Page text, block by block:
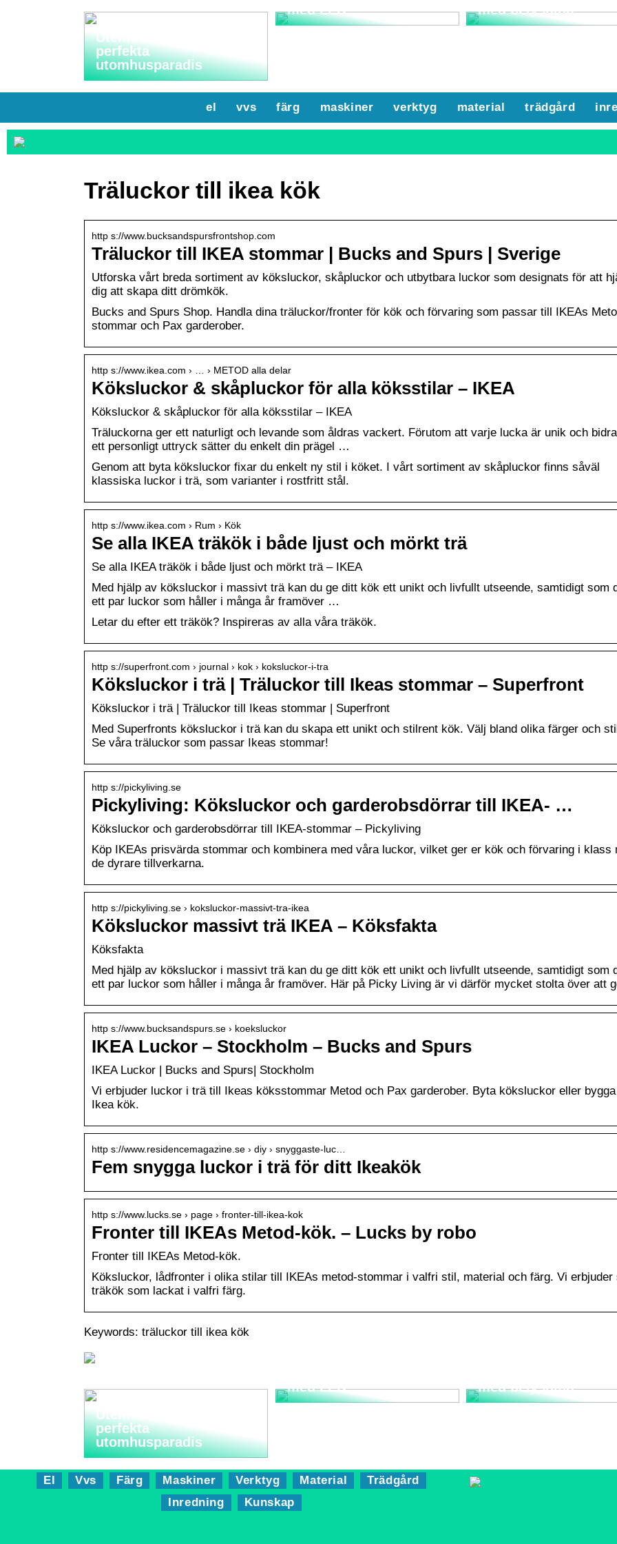
Utemöbler: Skapa ditt
perfekta
utomhusparadis
med LED
med belysning
el vvs färg maskiner verktyg material trädgård
Träluckor till ikea kök
http s://www.bucksandspursfrontshop.com
Träluckor till IKEA stommar | Bucks and Spurs | Sverige
Utforska vårt breda sortiment av köksluckor, skåpluckor och utbytbara luckor som designats för att
dig att skapa ditt drömkök.
Bucks and Spurs Shop. Handla dina träluckor/fronter för kök och förvaring som passar till IKEAs
stommar och Pax garderober.
http s://www.ikea.com › … › METOD alla delar
Köksluckor & skåpluckor för alla köksstilar – IKEA
Köksluckor & skåpluckor för alla köksstilar – IKEA
Träluckorna ger ett naturligt och levande som åldras vackert. Förutom att varje lucka är unik och
ett personligt uttryck sätter du enkelt din prägel …
Genom att byta köksluckor fixar du enkelt ny stil i köket. I vårt sortiment av skåpluckor finns såväl
klassiska luckor i trä, som varianter i rostfritt stål.
http s://www.ikea.com › Rum › Kök
Se alla IKEA träkök i både ljust och mörkt trä
Se alla IKEA träkök i både ljust och mörkt trä – IKEA
Med hjälp av köksluckor i massivt trä kan du ge ditt kök ett unikt och livfullt utseende, samtidigt som
ett par luckor som håller i många år framöver …
Letar du efter ett träkök? Inspireras av alla våra träkök.
http s://superfront.com › journal › kok › koksluckor-i-tra
Köksluckor i trä | Träluckor till Ikeas stommar – Superfront
Köksluckor i trä | Träluckor till Ikeas stommar | Superfront
Med Superfronts köksluckor i trä kan du skapa ett unikt och stilrent kök. Välj bland olika färger och
Se våra träluckor som passar Ikeas stommar!
http s://pickyliving.se
Pickyliving: Köksluckor och garderobsdörrar till IKEA- …
Köksluckor och garderobsdörrar till IKEA-stommar – Pickyliving
Köp IKEAs prisvärda stommar och kombinera med våra luckor, vilket ger er kök och förvaring i klass
de dyrare tillverkarna.
http s://pickyliving.se › koksluckor-massivt-tra-ikea
Köksluckor massivt trä IKEA – Köksfakta
Köksfakta
Med hjälp av köksluckor i massivt trä kan du ge ditt kök ett unikt och livfullt utseende, samtidigt som
ett par luckor som håller i många år framöver. Här på Picky Living är vi därför mycket stolta över att
http s://www.bucksandspurs.se › koeksluckor
IKEA Luckor – Stockholm – Bucks and Spurs
IKEA Luckor | Bucks and Spurs| Stockholm
Vi erbjuder luckor i trä till Ikeas köksstommar Metod och Pax garderober. Byta köksluckor eller
Ikea kök.
http s://www.residencemagazine.se › diy › snyggaste-luc…
Fem snygga luckor i trä för ditt Ikeakök
http s://www.lucks.se › page › fronter-till-ikea-kok
Fronter till IKEAs Metod-kök. – Lucks by robo
Fronter till IKEAs Metod-kök.
Köksluckor, lådfronter i olika stilar till IKEAs metod-stommar i valfri stil, material och färg. Vi erbjuder
träkök som lackat i valfri färg.
Keywords: träluckor till ikea kök
Utemöbler: Skapa ditt
perfekta
utomhusparadis
med LED
med belysning
El Vvs Färg Maskiner Verktyg Material
Trädgård
Inredning
Kunskap